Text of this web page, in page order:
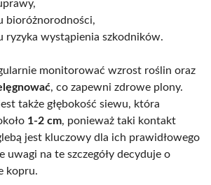
bioróżnorodności,
ryzyka wystąpienia szkodników.
monitorować wzrost roślin oraz
, co zapewni zdrowe plony.
także głębokość siewu, która
1-2 cm, ponieważ taki kontakt
jest kluczowy dla ich prawidłowego
uwagi na te szczegóły decyduje o
kopru.